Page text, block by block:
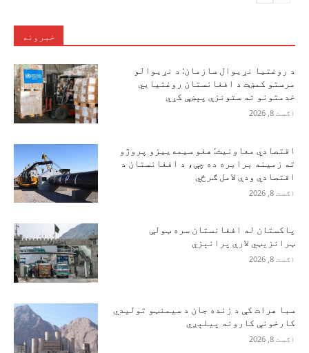
خبرونه
د روغتیا نړیوال سازمان: د نړیوالو
مرستو کمښت د افغانستان روغتیايي
خدمتونو ته ستونزې پېښې کړي
اګست 8, 2026
اقتصادي معاونیت: هغو سیمه‌ییزو پروژو
ته زمینه برابره ده چې، د افغانستان د
اقتصادي ودې لامل ګرځي
اګست 8, 2026
پاکستان له افغانستان سره ټولې
ټرانزیټي لارې پرانېزي
اګست 8, 2026
سبا هرات کې د زنده جان د سیمنټو تولیدي
کارخونې کارونه پیلېږي
اګست 8, 2026